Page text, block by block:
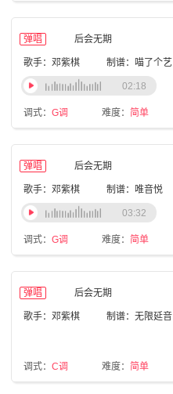
弹唱 后会无期
歌手：邓紫棋 制谱：喵了个艺
调式： G调 难度： 简单
02:18
弹唱 后会无期
歌手：邓紫棋 制谱：唯音悦
调式： G调 难度： 简单
03:32
弹唱 后会无期
歌手：邓紫棋 制谱：无限延音
调式： C调 难度： 简单